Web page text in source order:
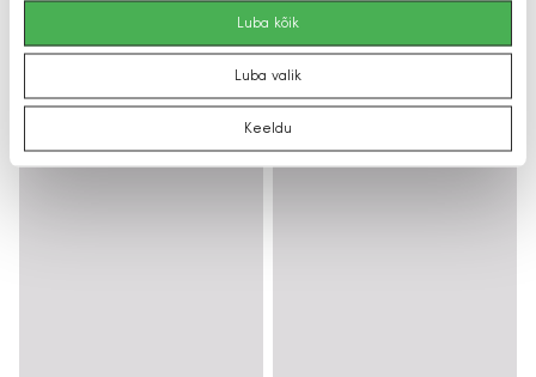
Luba kõik
Luba valik
Keeldu